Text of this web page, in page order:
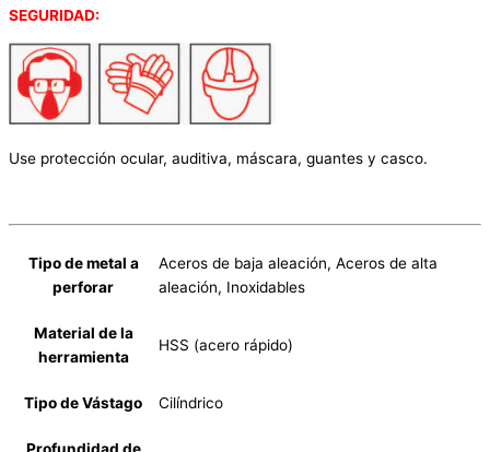
SEGURIDAD:
Use protección ocular, auditiva, máscara, guantes y casco.
Tipo de metal a
perforar
Aceros de baja aleación, Aceros de alta
aleación, Inoxidables
Material de la
herramienta
HSS (acero rápido)
Tipo de Vástago Cilíndrico
Profundidad de